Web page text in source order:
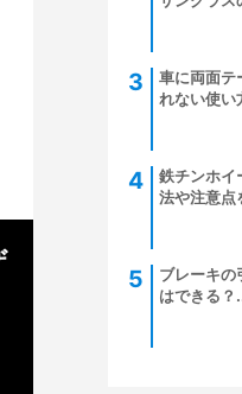
車に両面テ
れない使い
鉄チンホイ
法や注意点
ブレーキの
はできる？